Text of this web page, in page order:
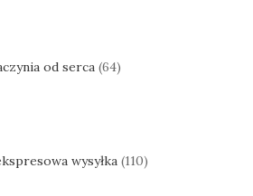
od serca (64)
wysyłka (110)